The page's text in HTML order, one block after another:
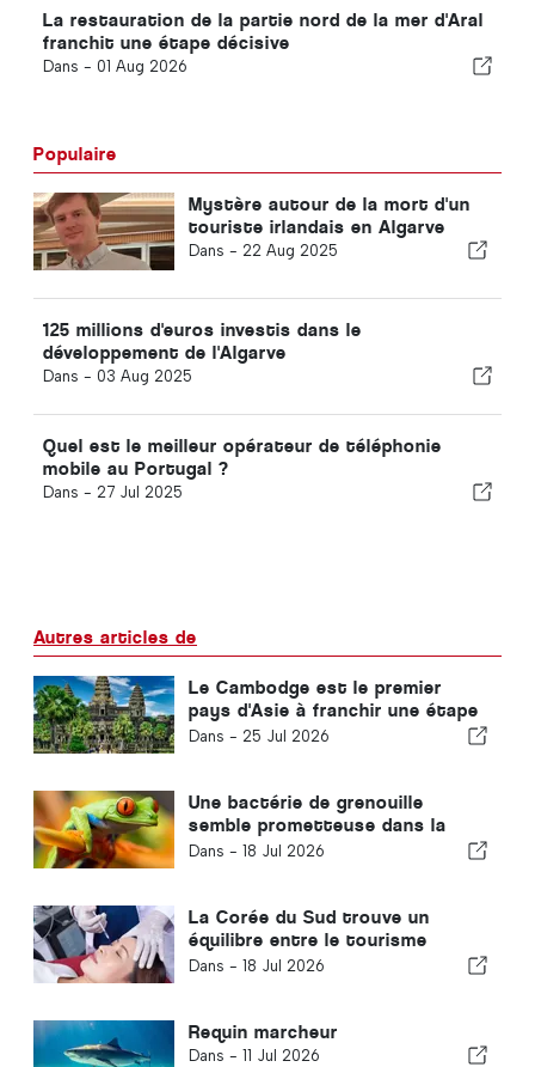
La restauration de la partie nord de la mer d'Aral
franchit une étape décisive
Dans - 01 Aug 2026
Populaire
Mystère autour de la mort d'un
touriste irlandais en Algarve
Dans - 22 Aug 2025
125 millions d'euros investis dans le
développement de l'Algarve
Dans - 03 Aug 2025
Quel est le meilleur opérateur de téléphonie
mobile au Portugal ?
Dans - 27 Jul 2025
Autres articles de
Le Cambodge est le premier
pays d'Asie à franchir une étape
majeure dans la lutte contre le
Dans - 25 Jul 2026
Une bactérie de grenouille
semble prometteuse dans la
lutte contre le cancer
Dans - 18 Jul 2026
La Corée du Sud trouve un
équilibre entre le tourisme
médical et les soins de santé
Dans - 18 Jul 2026
Requin marcheur
Dans - 11 Jul 2026